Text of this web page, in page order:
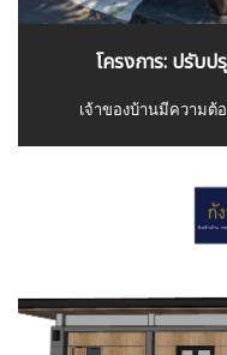
โครงการ: ปรับ
เจ้าของบ้านมีความต้